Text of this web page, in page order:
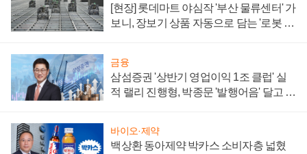
[현장] 롯데마트 야심작 '부산 물류센터' 가
보니, 장보기 상품 자동으로 담는 '로봇 40
금융
삼섬증권 '상반기 영업이익 1조 클럽' 실
적 랠리 진행형, 박종문 '발행어음' 달고 연
바이오·제약
백상환 동아제약 박카스 소비자층 넓혔